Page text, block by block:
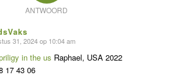
ANTWOORD
31, 2024 op 10:04 am
in the us Raphael, USA 2022
17 43 06